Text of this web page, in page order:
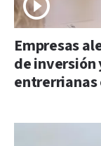
Empresas
de inversión
entrerrianas